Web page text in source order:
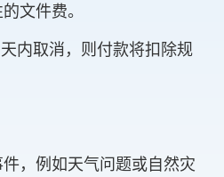
文件费。
内取消，则付款将扣除规
，例如天气问题或自然灾